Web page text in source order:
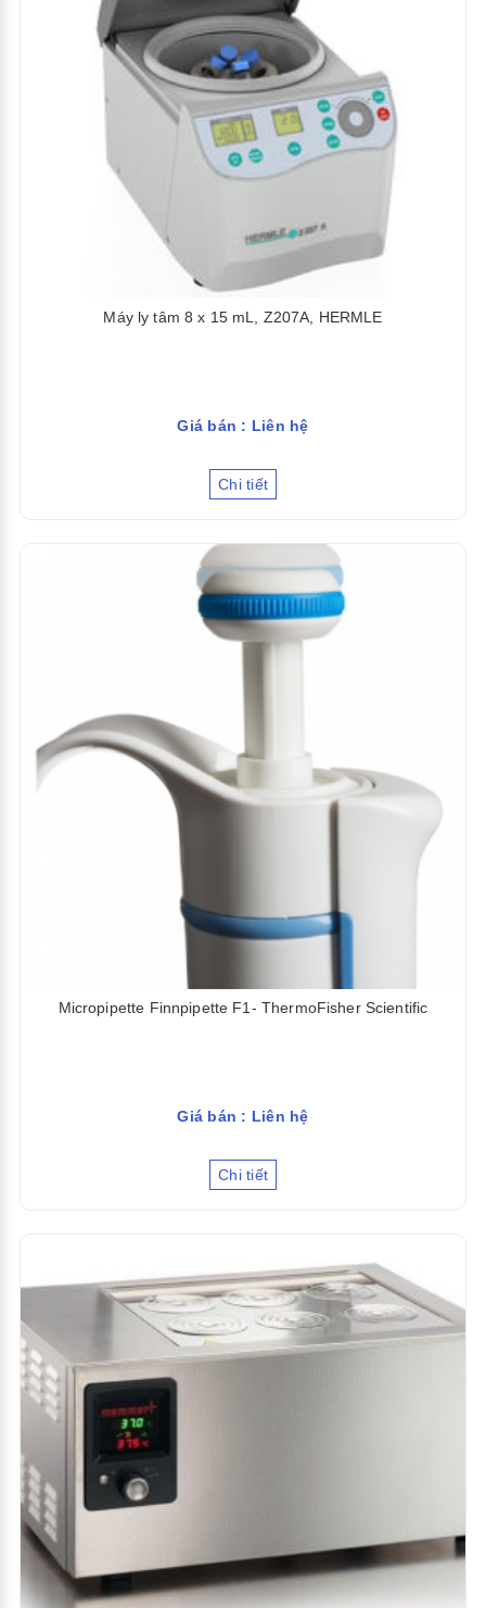
Máy ly tâm 8 x 15 mL, Z207A, HERMLE
Giá bán : Liên hệ
Chi tiết
Micropipette Finnpipette F1- ThermoFisher Scientific
Giá bán : Liên hệ
Chi tiết